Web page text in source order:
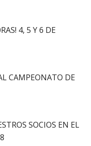
4, 5 Y 6 DE
CAMPEONATO DE
SOCIOS EN EL